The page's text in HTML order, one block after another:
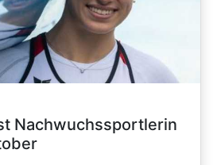
Nachwuchssportlerin